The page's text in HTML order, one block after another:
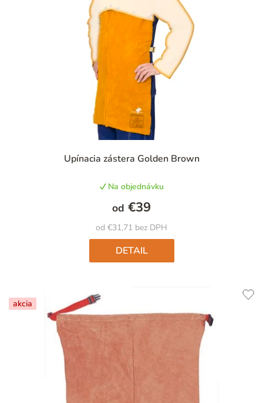
Upínacia zástera Golden Brown
Na objednávku
od €31,71 bez DPH
od €39
DETAIL
akcia